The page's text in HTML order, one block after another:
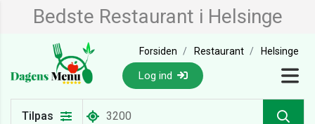
Bedste Restaurant i Helsinge
Forsiden Restaurant Helsinge
Log ind
Tilpas